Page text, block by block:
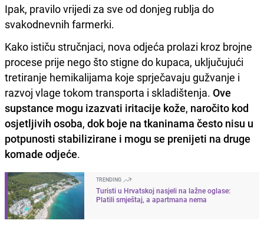
Ipak, pravilo vrijedi za sve od donjeg rublja do
svakodnevnih farmerki.
Kako ističu stručnjaci, nova odjeća prolazi kroz brojne
procese prije nego što stigne do kupaca, uključujući
tretiranje hemikalijama koje sprječavaju gužvanje i
razvoj vlage tokom transporta i skladištenja. Ove
supstance mogu izazvati iritacije kože, naročito kod
osjetljivih osoba, dok boje na tkaninama često nisu u
potpunosti stabilizirane i mogu se prenijeti na druge
komade odjeće.
TRENDING
Turisti u Hrvatskoj nasjeli na lažne oglase:
Platili smještaj, a apartmana nema